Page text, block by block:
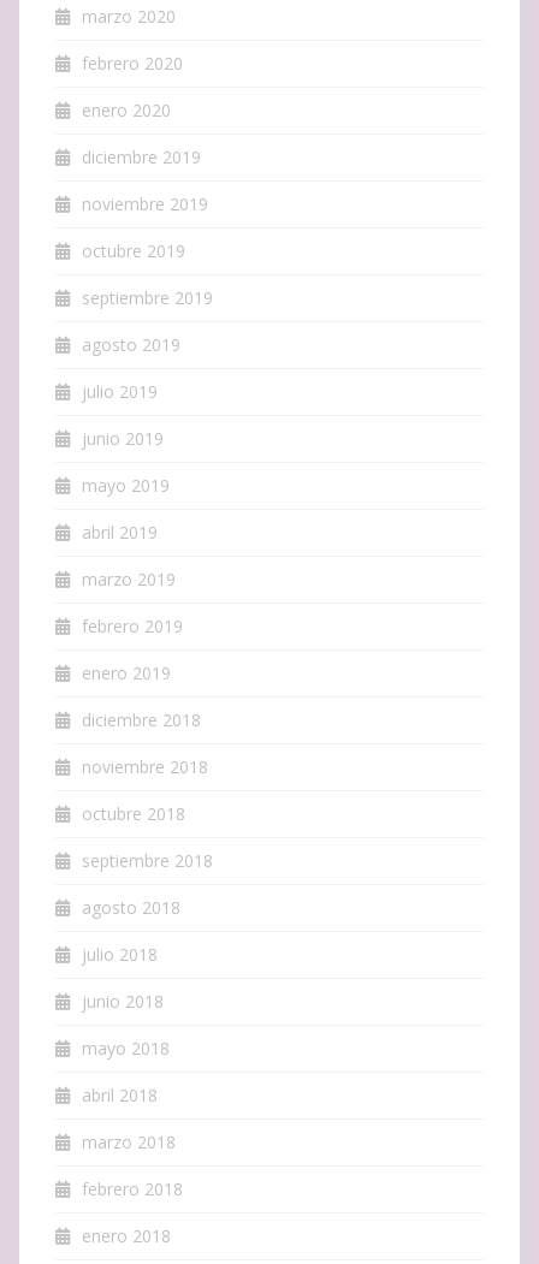
marzo 2020
febrero 2020
enero 2020
diciembre 2019
noviembre 2019
octubre 2019
septiembre 2019
agosto 2019
julio 2019
junio 2019
mayo 2019
abril 2019
marzo 2019
febrero 2019
enero 2019
diciembre 2018
noviembre 2018
octubre 2018
septiembre 2018
agosto 2018
julio 2018
junio 2018
mayo 2018
abril 2018
marzo 2018
febrero 2018
enero 2018